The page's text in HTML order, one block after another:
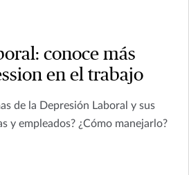
conoce más
en el trabajo
de la Depresión Laboral y sus
y empleados? ¿Cómo manejarlo?